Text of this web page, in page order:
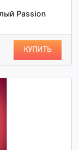
Passion
КУПИТЬ